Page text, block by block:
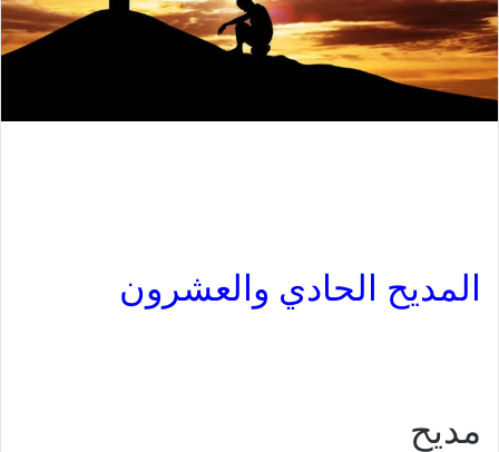
المديح الحادي والعشرون
مديح